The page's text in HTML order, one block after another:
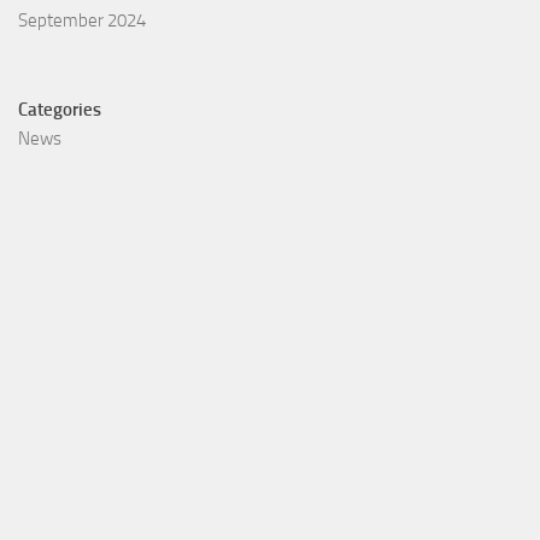
September 2024
Categories
News